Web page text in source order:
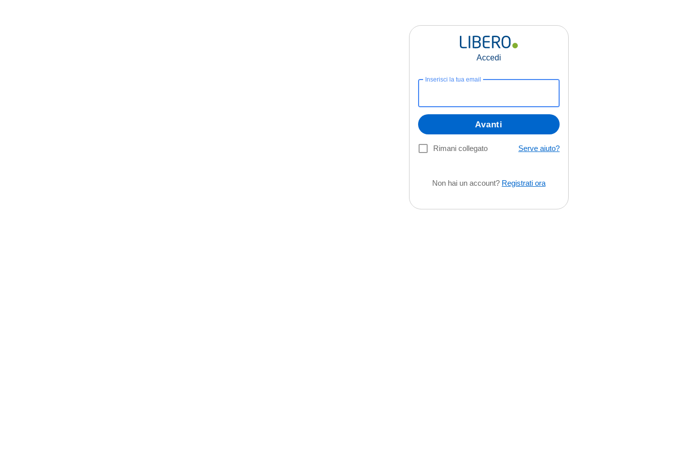
Accedi
Inserisci la tua email
Avanti
Rimani collegato Serve aiuto?
Non hai un account? Registrati ora